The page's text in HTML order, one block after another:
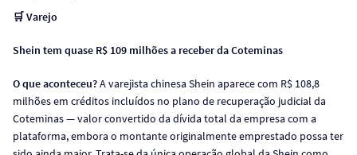
🛒 Varejo
Shein tem quase R$ 109 milhões a receber da Coteminas
O que aconteceu?A varejista chinesa Shein aparece com R$ 108,8
milhões em créditos incluídos no plano de recuperação judicial da
Coteminas — valor convertido da dívida total da empresa com a
plataforma, embora o montante originalmente emprestado possa ter